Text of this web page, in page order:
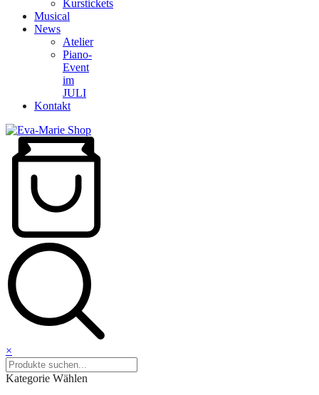
Kurstickets
Musical
News
Atelier
Piano-
Event
im
JULI
Kontakt
×
Kategorie Wählen